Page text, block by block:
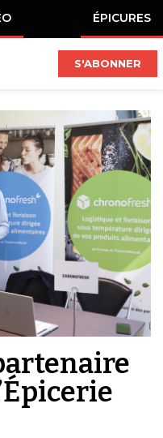
ÉPICURES
S'ABONNER